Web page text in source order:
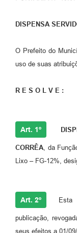
DISPENSA
O Prefeito do
uso de suas
R E S O L V E :
Art. 1º
CORRÊA , da
Lixo – FG-12%,
Art. 2º Esta
publicação,
seus efeitos a 01/09/